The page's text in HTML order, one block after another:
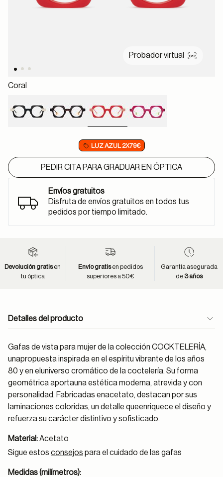
Probador virtual
Coral
LUZ AZUL 2X79€
PEDIR CITA PARA GRADUAR EN ÓPTICA
Envíos gratuitos
Disfruta de envíos gratuitos en todos tus
pedidos por tiempo limitado.
Devolución gratisen
tu óptica
Envío gratisen pedidos
superiores a 50€
Garantía asegurada
de 3 años
Detalles del producto
Gafas de vista para mujer de la colección COCKTELERÍA,
unapropuesta inspirada en el espíritu vibrante de los años
80 y en eluniverso cromático de la coctelería. Su forma
geométrica aportauna estética moderna, atrevida y con
personalidad. Fabricadas enacetato, destacan por sus
laminaciones coloridas, un detalle queenriquece el diseño y
refuerza su carácter distintivo y sofisticado.
Material:Acetato
Sigue estos consejos para el cuidado de las gafas
Medidas (milímetros):